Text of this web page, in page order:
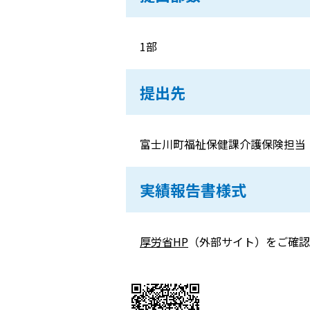
1部
提出先
富士川町福祉保健課介護保険担当
実績報告書様式
厚労省HP （外部サイト）をご確